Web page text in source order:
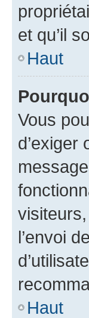
et qu’il
Haut
Vous
d’exiger
l’envoi
Haut